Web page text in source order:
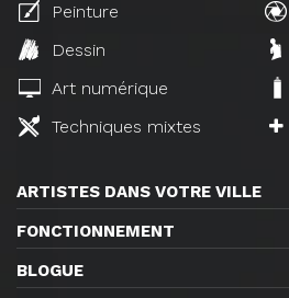
Peinture
Dessin
Art numérique
Techniques mixtes
ARTISTES DANS VOTRE VILLE
FONCTIONNEMENT
BLOGUE